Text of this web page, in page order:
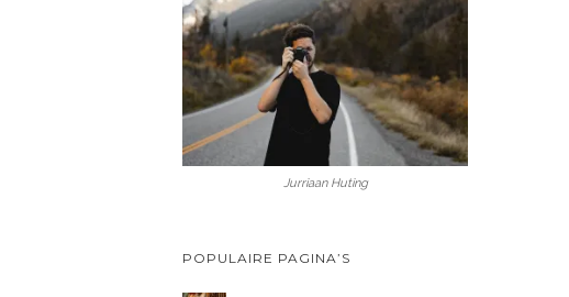
Jurriaan Huting
POPULAIRE PAGINA’S